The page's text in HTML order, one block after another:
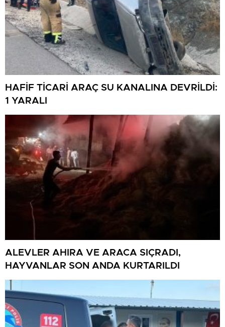
HAFİF TİCARİ ARAÇ SU KANALINA DEVRİLDİ:
1 YARALI
ALEVLER AHIRA VE ARACA SIÇRADI,
HAYVANLAR SON ANDA KURTARILDI